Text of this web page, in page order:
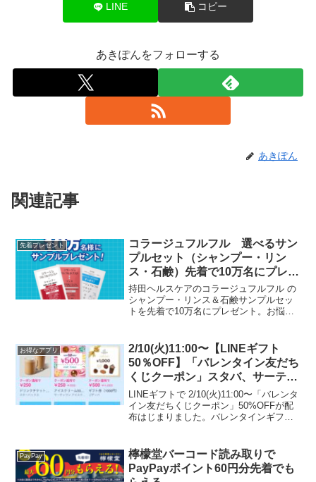
LINE コピー
あきぽんをフォローする
あきぽん
関連記事
先着プレゼント
コラージュフルフル 選べるサン
プルセット（シャンプー・リン
ス・石鹸）先着で10万名にプレゼ
ント
持田ヘルスケアのコラージュフルフル の
シャンプー・リンス＆石鹸サンプルセッ
トを先着で10万名にプレゼント。お悩み
コラージュフルフルプラスシャンプー＜
うるおい＞...
お得なアプリ
2/10(火)11:00〜【LINEギフト
50％OFF】「バレンタイン友だち
くじクーポン」スタバ、サーティ
ワンなど
LINEギフトで 2/10(火)11:00〜「バレンタ
イン友だちくじクーポン」50%OFFが配
布はじまりました。バレンタインギフト
バ 1,000円→5...
PayPay
檸檬堂バーコード読み取りで
PayPayポイント60円分先着でも